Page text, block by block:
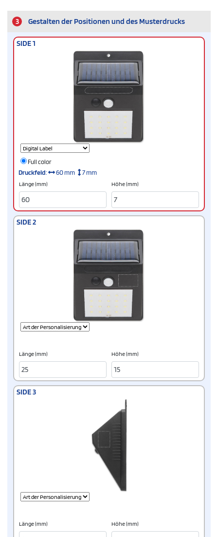
3 Gestalten der Positionen und des Musterdrucks
SIDE 1
Full color
Druckfeld: 60 mm 7 mm
Länge (mm) Höhe (mm)
SIDE 2
Länge (mm) Höhe (mm)
SIDE 3
Länge (mm) Höhe (mm)